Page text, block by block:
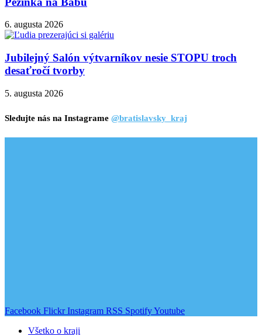
6. augusta 2026
Jubilejný Salón výtvarníkov nesie STOPU troch
desaťročí tvorby
5. augusta 2026
Sledujte nás na Instagrame @bratislavsky_kraj
Facebook Flickr Instagram RSS SpotifyYoutube
Všetko o kraji